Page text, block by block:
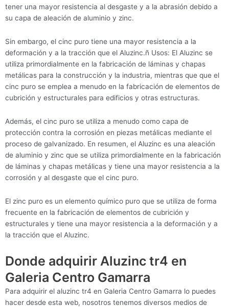
tener una mayor resistencia al desgaste y a la abrasión debido a
su capa de aleación de aluminio y zinc.
Sin embargo, el cinc puro tiene una mayor resistencia a la
deformación y a la tracción que el Aluzinc.ñ Usos: El Aluzinc se
utiliza primordialmente en la fabricación de láminas y chapas
metálicas para la construcción y la industria, mientras que que el
cinc puro se emplea a menudo en la fabricación de elementos de
cubrición y estructurales para edificios y otras estructuras.
Además, el cinc puro se utiliza a menudo como capa de
protección contra la corrosión en piezas metálicas mediante el
proceso de galvanizado. En resumen, el Aluzinc es una aleación
de aluminio y zinc que se utiliza primordialmente en la fabricación
de láminas y chapas metálicas y tiene una mayor resistencia a la
corrosión y al desgaste que el cinc puro.
El zinc puro es un elemento químico puro que se utiliza de forma
frecuente en la fabricación de elementos de cubrición y
estructurales y tiene una mayor resistencia a la deformación y a
la tracción que el Aluzinc.
Donde adquirir Aluzinc tr4 en
Galeria Centro Gamarra
Para adquirir el aluzinc tr4 en Galeria Centro Gamarra lo puedes
hacer desde esta web, nosotros tenemos diversos medios de